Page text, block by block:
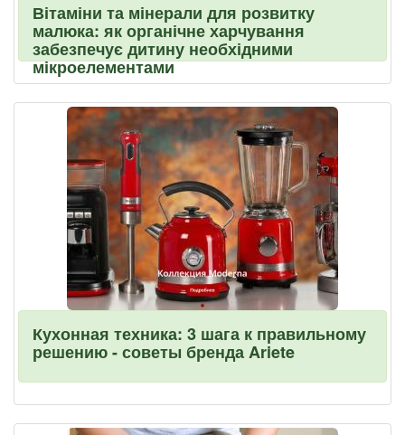
Вітаміни та мінерали для розвитку
малюка: як органічне харчування
забезпечує дитину необхідними
мікроелементами
Кухонная техника: 3 шага к правильному
решению - советы бренда Ariete